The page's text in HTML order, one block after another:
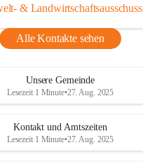
& Landwirtschaftsausschuss
Alle Kontakte sehen
Unsere Gemeinde
Lesezeit 1 Minute•27. Aug. 2025
Kontakt und Amtszeiten
Lesezeit 1 Minute•27. Aug. 2025